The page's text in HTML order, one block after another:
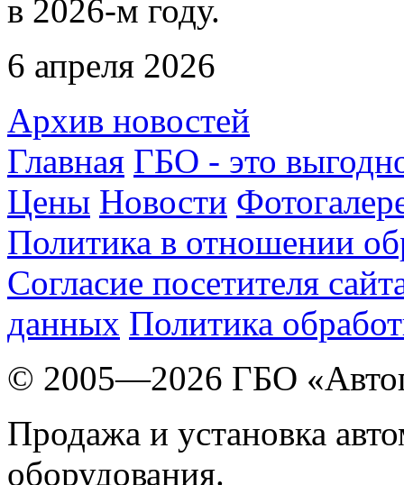
в 2026-м году.
6 апреля 2026
Архив новостей
Главная ГБО - это
Цены Новости
Политика в отношении
Согласие посетителя
данных Политика
© 2005—2026 ГБО
Продажа и установка
оборудования.